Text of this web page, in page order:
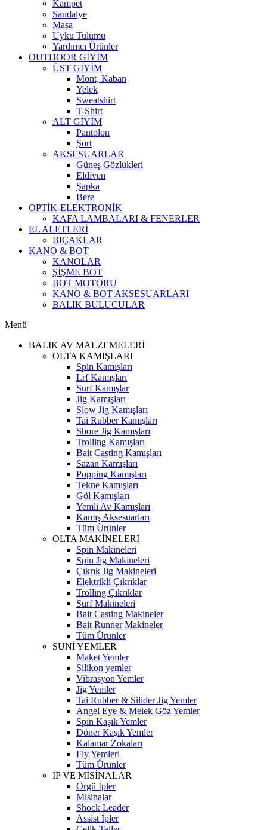
Kampet
Sandalye
Masa
Uyku Tulumu
Yardımcı Ürünler
OUTDOOR GİYİM
ÜST GİYİM
Mont, Kaban
Yelek
Sweatshirt
T-Shirt
ALT GİYİM
Pantolon
Şort
AKSESUARLAR
Güneş Gözlükleri
Eldiven
Şapka
Bere
OPTİK-ELEKTRONİK
KAFA LAMBALARI & FENERLER
EL ALETLERİ
BIÇAKLAR
KANO & BOT
KANOLAR
ŞİŞME BOT
BOT MOTORU
KANO & BOT AKSESUARLARI
BALIK BULUCULAR
Menü
BALIK AV MALZEMELERİ
OLTA KAMIŞLARI
Spin Kamışları
Lrf Kamışları
Surf Kamışlar
Jig Kamışları
Slow Jig Kamışları
Tai Rubber Kamışları
Shore Jig Kamışları
Trolling Kamışları
Bait Casting Kamışları
Sazan Kamışları
Popping Kamışları
Tekne Kamışları
Göl Kamışları
Yemli Av Kamışları
Kamış Aksesuarları
Tüm Ürünler
OLTA MAKİNELERİ
Spin Makineleri
Spin Jig Makineleri
Çıkrık Jig Makineleri
Elektrikli Çıkrıklar
Trolling Çıkrıklar
Surf Makineleri
Bait Casting Makineler
Bait Runner Makineler
Tüm Ürünler
SUNİ YEMLER
Maket Yemler
Silikon yemler
Vibrasyon Yemler
Jig Yemler
Tai Rubber & Silider Jig Yemler
Angel Eye & Melek Göz Yemler
Spin Kaşık Yemler
Döner Kaşık Yemler
Kalamar Zokaları
Fly Yemleri
Tüm Ürünler
İP VE MİSİNALAR
Örgü İpler
Misinalar
Shock Leader
Assist İpler